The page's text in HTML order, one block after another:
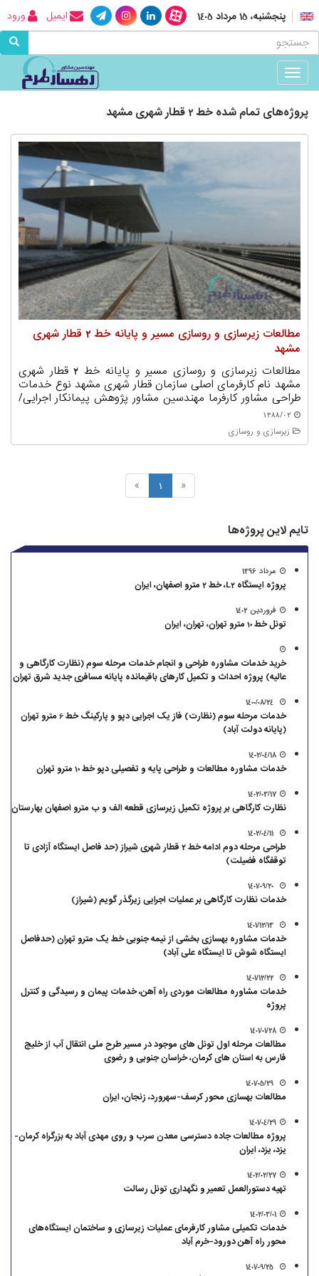
پنجشنبه، 15 مرداد 1405 ورود ایمیل
Toggle
navigation
پروژه‌های تمام شده خط 2 قطار شهری مشهد
مطالعات زیرسازی و روسازی مسیر و پایانه خط 2 قطار شهری
مشهد
مطالعات زیرسازی و روسازی مسیر و پایانه خط 2 قطار شهری
مشهد نام کارفرمای اصلی سازمان قطار شهری مشهد نوع خدمات
طراحی مشاور کارفرما مهندسین مشاور پژوهش پیمانکار اجرایی/
(میلیون ریال) 2.940 زمان شروع 1388/02 زمان اتمام 1390/06
زیرسازی و روسازی
«
1
»
تایم لاین پروژه‌ها
مرداد 1396
پروژه ایستگاه L2، خط 2 مترو اصفهان، ایران
فروردین 1402
تونل خط 10 مترو تهران، تهران، ایران
خرید خدمات مشاوره طراحی و انجام خدمات مرحله سوم (نظارت کارگاهی و
عالیه) پروژه احداث و تکمیل کارهای باقیمانده پایانه مسافری جدید شرق تهران
خدمات مرحله سوم (نظارت) فاز یک اجرایی دپو و پارکینگ خط 6 مترو تهران
(پایانه دولت آباد)
1402/04/18
خدمات مشاوره مطالعات و طراحی پایه و تفصیلی دپو خط 10 مترو تهران
1402/03/17
نظارت کارگاهی بر پروژه تکمیل زیرسازی قطعه الف و ب مترو اصفهان بهارستان
طراحی مرحله دوم ادامه خط 2 قطار شهری شیراز (حد فاصل ایستگاه آزادی تا
توقفگاه فضیلت)
خدمات نظارت کارگاهی بر عملیات اجرایی زیرگذر گویم (شیراز)
خدمات مشاوره بهسازی بخشی از نیمه جنوبی خط یک مترو تهران (حدفاصل
ایستگاه شوش تا ایستگاه علی آباد)
خدمات مشاوره مطالعات موردی راه آهن، خدمات پیمان و رسیدگی و کنترل
پروژه
1401/01/28
مطالعات مرحله اول تونل های موجود در مسیر طرح ملی انتقال آب از خلیج
فارس به استان های کرمان، خراسان جنوبی و رضوی
مطالعات بهسازی محور کرسف-سهرورد، زنجان، ایران
1401/04/29
پروژه مطالعات جاده دسترسی معدن سرب و روی مهدی آباد به بزرگراه کرمان-
یزد، یزد، ایران
1402/02/27
تهیه دستورالعمل تعمیر و نگهداری تونل رسالت
1402/03/01
خدمات تکمیلی مشاور کارفرمای عملیات زیرسازی و ساختمان ایستگاه‌های
محور راه آهن دورود-خرم ‌آباد